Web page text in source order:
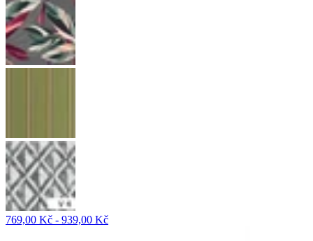
769,00 Kč - 939,00 Kč